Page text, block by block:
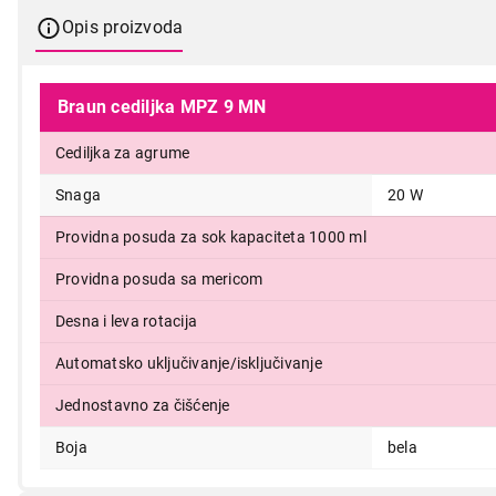
Opis proizvoda
Braun cediljka MPZ 9 MN
Cediljka za agrume
Snaga 20 W
Providna posuda za sok kapaciteta 1000 ml
Providna posuda sa mericom
Desna i leva rotacija
Automatsko uključivanje/isključivanje
Jednostavno za čišćenje
Boja bela
4.999,00